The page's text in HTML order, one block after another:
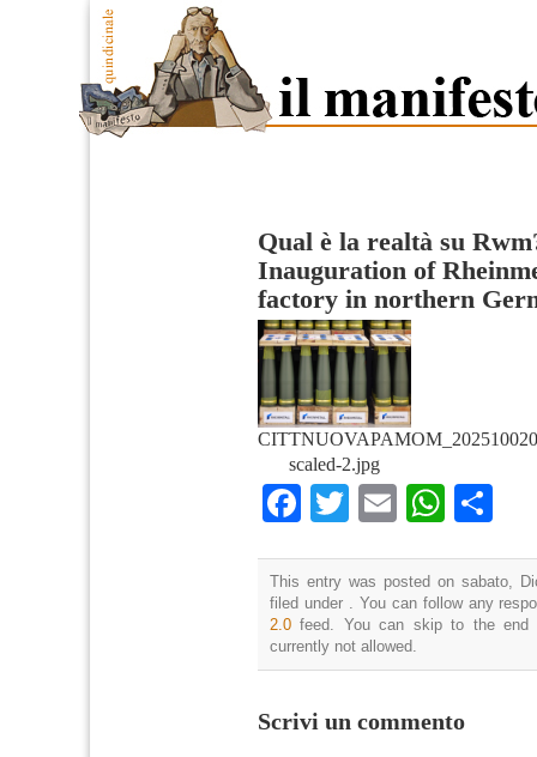
Qual è la realtà su
Inauguration of
factory in northern
scaled-2.jpg
Facebook
TwitterEmail
This entry was posted on sabato,
filed under . You can follow any
2.0 feed. You can skip to the end
currently not allowed.
Scrivi un commento